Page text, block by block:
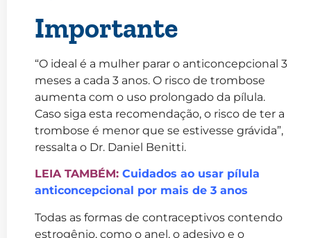
Importante
“O ideal é a mulher parar o anticoncepcional 3
meses a cada 3 anos. O risco de trombose
aumenta com o uso prolongado da pílula.
Caso siga esta recomendação, o risco de ter a
trombose é menor que se estivesse grávida”,
ressalta o Dr. Daniel Benitti.
LEIA TAMBÉM: Cuidados ao usar pílula
anticoncepcional por mais de 3 anos
Todas as formas de contraceptivos contendo
estrogênio, como o anel, o adesivo e o